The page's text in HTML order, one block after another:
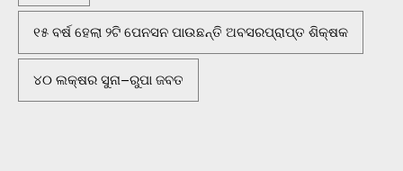
୧୫ ବର୍ଷ ହେଲା ୨ଟି ପେନସନ ପାଉଛନ୍ତି ଅବସରପ୍ରାପ୍ତ ଶିକ୍ଷକ
୪୦ ଲକ୍ଷର ସୁନା–ରୁପା ଜବତ